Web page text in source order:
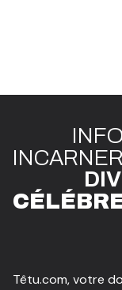
INFO
INCARNER
CÉLÉBR
Têtu.com, votre